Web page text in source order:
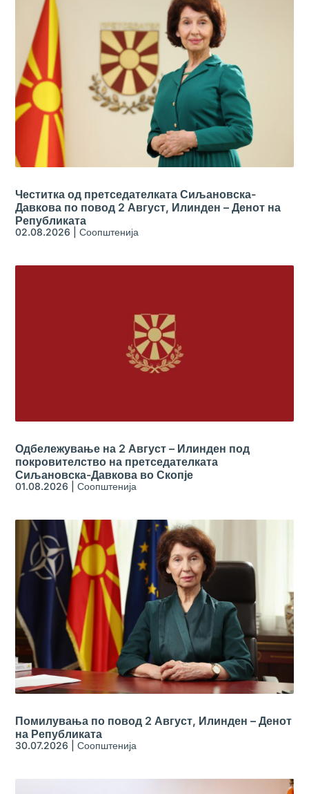
Честитка од претседателката Сиљановска-
Давкова по повод 2 Август, Илинден – Денот на
Републиката
02.08.2026 |Соопштенија
Одбележување на 2 Август – Илинден под
покровителство на претседателката
Сиљановска-Давкова во Скопје
01.08.2026 |Соопштенија
Помилувања по повод 2 Август, Илинден – Денот
на Републиката
30.07.2026 |Соопштенија